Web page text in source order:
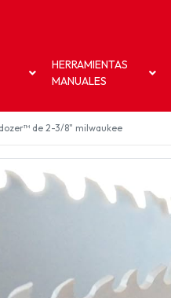
HERRAMIENTAS
MANUALES
de 2-3/8" milwaukee